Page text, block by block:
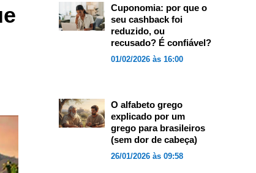
Cuponomia: por que o
seu cashback foi
reduzido, ou
recusado? É confiável?
01/02/2026 às 16:00
O alfabeto grego
explicado por um
grego para brasileiros
(sem dor de cabeça)
26/01/2026 às 09:58